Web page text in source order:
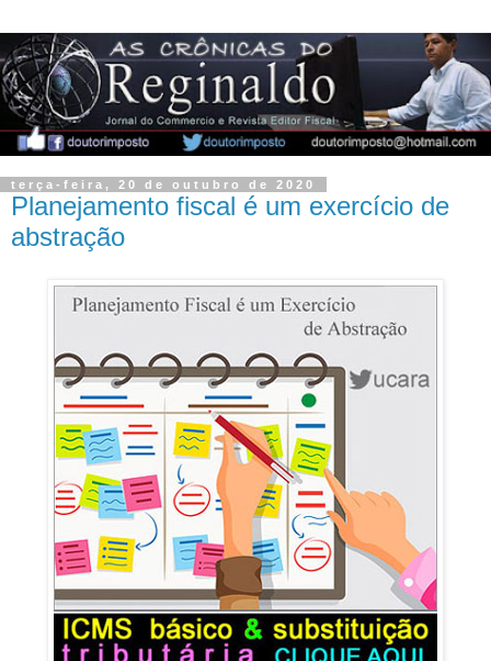
terça-feira, 20 de outubro de 2020
Planejamento fiscal é um exercício de
abstração